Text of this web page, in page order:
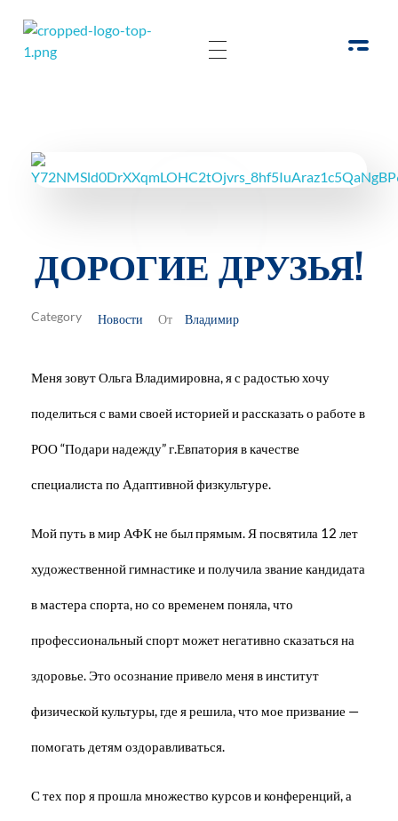
ДОРОГИЕ ДРУЗЬЯ!
От Владимир
Новости
Меня зовут Ольга Владимировна, я с радостью хочу
поделиться с вами своей историей и рассказать о работе в
РОО “Подари надежду” г.Евпатория в качестве
специалиста по Адаптивной физкультуре.
Мой путь в мир АФК не был прямым. Я посвятила 12 лет
художественной гимнастике и получила звание кандидата
в мастера спорта, но со временем поняла, что
профессиональный спорт может негативно сказаться на
здоровье. Это осознание привело меня в институт
физической культуры, где я решила, что мое призвание —
помогать детям оздоравливаться.
С тех пор я прошла множество курсов и конференций, а